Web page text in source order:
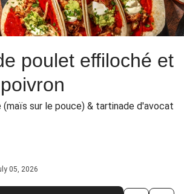
poulet effiloché et
sur le pouce) & tartinade d'avocat
05, 2026